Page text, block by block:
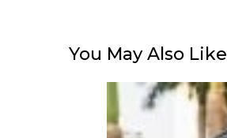
You May Also Like